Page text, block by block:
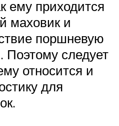
ему приходится
маховик и
поршневую
Поэтому следует
относится и
для